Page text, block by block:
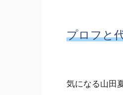
プロフと
気になる山田